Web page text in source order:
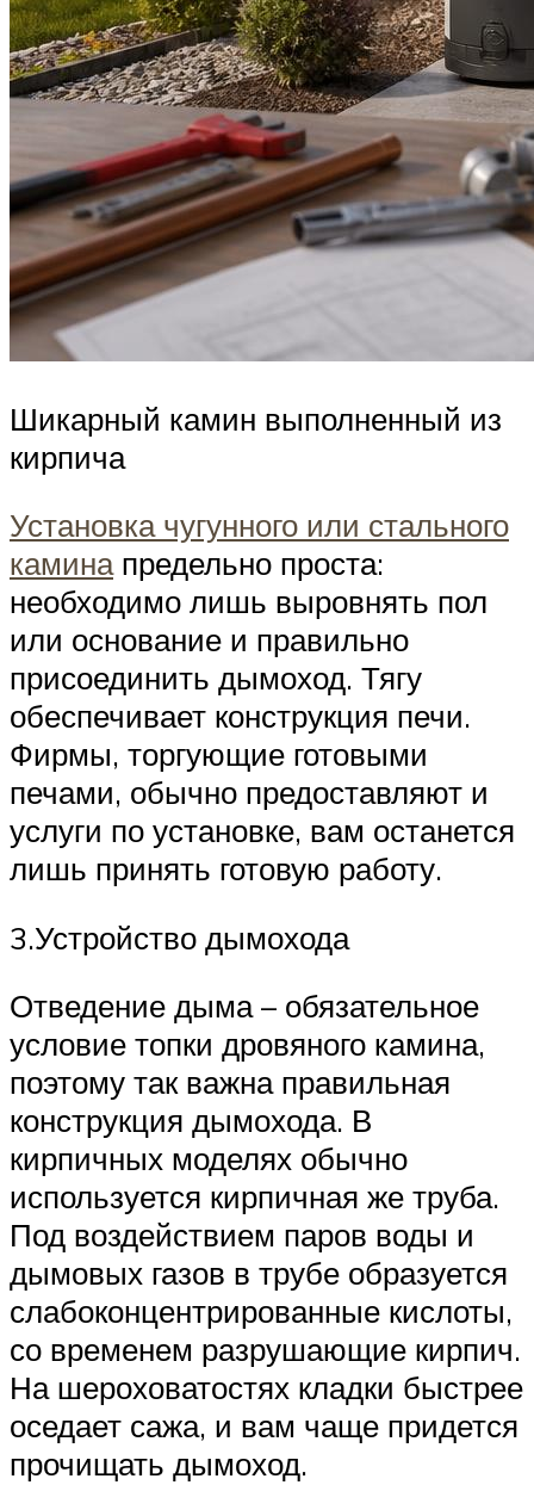
Шикарный камин выполненный из
кирпича
Установка чугунного или стального
каминапредельно проста:
необходимо лишь выровнять пол
или основание и правильно
присоединить дымоход. Тягу
обеспечивает конструкция печи.
Фирмы, торгующие готовыми
печами, обычно предоставляют и
услуги по установке, вам останется
лишь принять готовую работу.
3.Устройство дымохода
Отведение дыма – обязательное
условие топки дровяного камина,
поэтому так важна правильная
конструкция дымохода. В
кирпичных моделях обычно
используется кирпичная же труба.
Под воздействием паров воды и
дымовых газов в трубе образуется
слабоконцентрированные кислоты,
со временем разрушающие кирпич.
На шероховатостях кладки быстрее
оседает сажа, и вам чаще придется
прочищать дымоход.